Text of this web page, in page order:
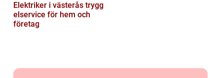
Elektriker i västerås trygg
elservice för hem och
företag